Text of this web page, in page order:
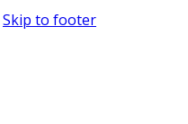
Skip to footer